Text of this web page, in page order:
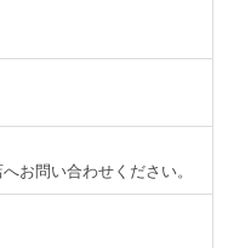
お問い合わせください。